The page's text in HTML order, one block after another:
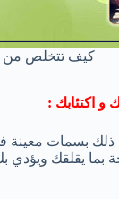
كيف تتخلص من
و اكتئابك :
ذلك بسمات معينة
بما يقلقك